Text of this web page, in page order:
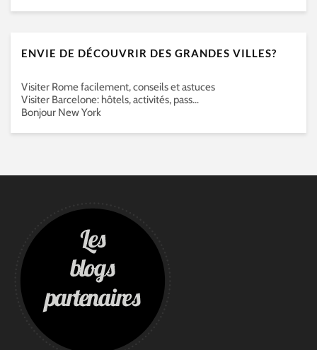
ENVIE DE DÉCOUVRIR DES GRANDES VILLES?
Visiter Rome facilement, conseils et astuces
Visiter Barcelone: hôtels, activités, pass…
Bonjour New York